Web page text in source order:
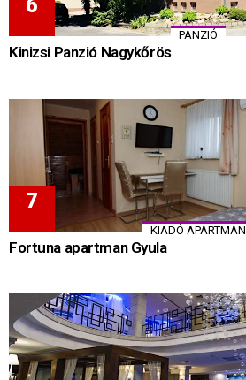
PANZIÓ
Kinizsi Panzió Nagykőrös
KIADÓ APARTMAN
Fortuna apartman Gyula